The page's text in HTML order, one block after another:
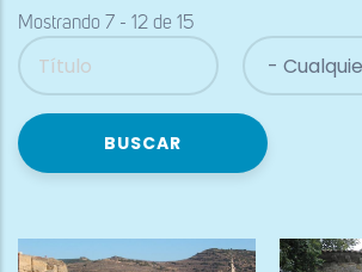
navegación
Mostrando 7 - 12 de 15